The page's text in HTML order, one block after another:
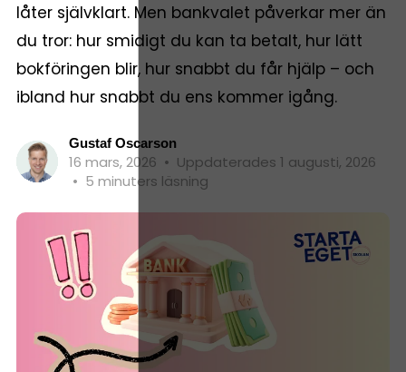
låter självklart. Men bankvalet påverkar mer än
du tror: hur smidigt du kan ta betalt, hur lätt
bokföringen blir, hur snabbt du får hjälp – och
ibland hur snabbt du ens kommer igång.
Gustaf Oscarson
16 mars, 2026 • Uppdaterades 1 augusti, 2026
• 5 minuters läsning